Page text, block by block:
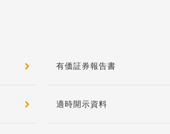
有価証券報告書
適時開示資料